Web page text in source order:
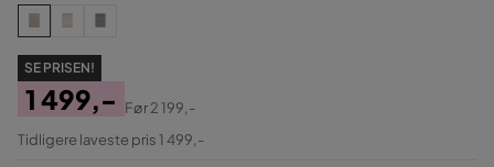
SE PRISEN!
Pris
1 499,-
Original
Før2 199,-
Tidligere laveste pris 1 499,-